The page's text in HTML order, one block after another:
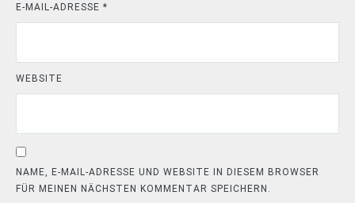
E-MAIL-ADRESSE *
WEBSITE
NAME, E-MAIL-ADRESSE UND WEBSITE IN DIESEM BROWSER
FÜR MEINEN NÄCHSTEN KOMMENTAR SPEICHERN.